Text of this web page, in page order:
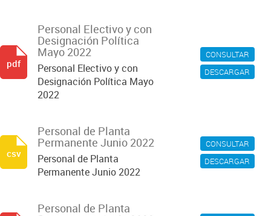
CONSULTAR
DESCARGAR
Personal Electivo y con
Designación Política
Mayo 2022
Personal Electivo y con
Designación Política Mayo
2022
pdf
CONSULTAR
DESCARGAR
Personal de Planta
Permanente Junio 2022
Personal de Planta
Permanente Junio 2022
csv
Personal de Planta